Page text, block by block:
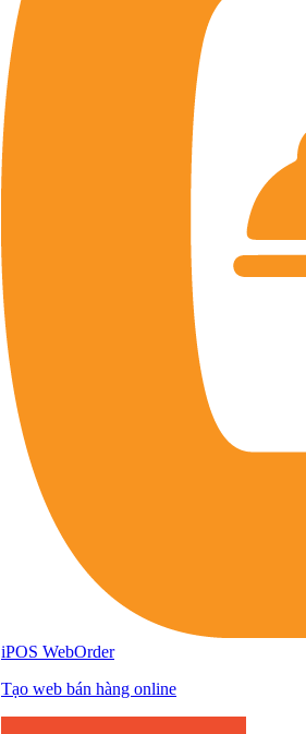
iPOS WebOrder
Tạo web bán hàng online